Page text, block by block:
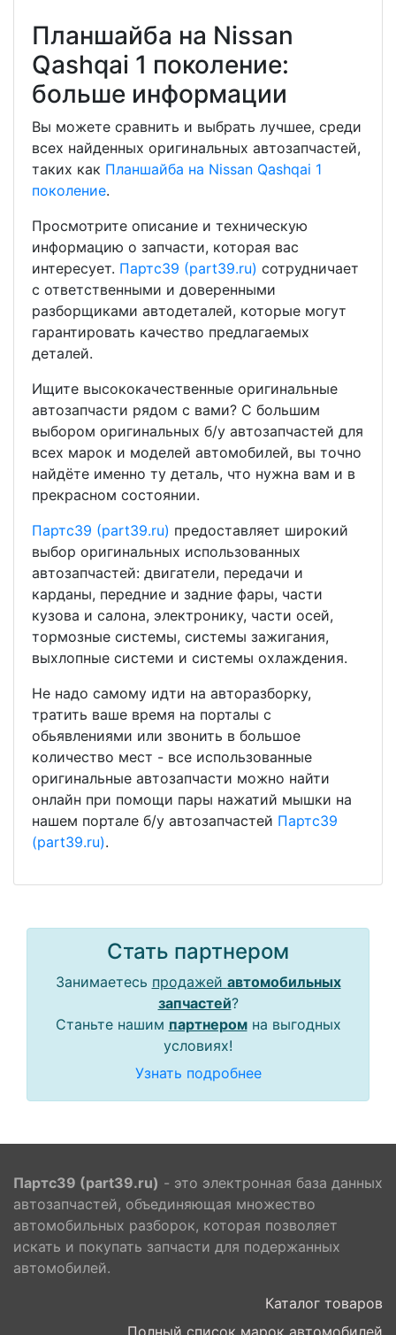
Планшайба на Nissan
Qashqai 1 поколение:
больше информации
Вы можете сравнить и выбрать лучшее, среди
всех найденных оригинальных автозапчастей,
таких как Планшайба на Nissan Qashqai 1
поколение.
Просмотрите описание и техническую
информацию о запчасти, которая вас
интересует. Партс39 (part39.ru) сотрудничает
с ответственными и доверенными
разборщиками автодеталей, которые могут
гарантировать качество предлагаемых
деталей.
Ищите высококачественные оригинальные
автозапчасти рядом с вами? С большим
выбором оригинальных б/у автозапчастей для
всех марок и моделей автомобилей, вы точно
найдёте именно ту деталь, что нужна вам и в
прекрасном состоянии.
Партс39 (part39.ru) предоставляет широкий
выбор оригинальных использованных
автозапчастей: двигатели, передачи и
карданы, передние и задние фары, части
кузова и салона, электронику, части осей,
тормозные системы, системы зажигания,
выхлопные системи и системы охлаждения.
Не надо самому идти на авторазборку,
тратить ваше время на порталы с
обьявлениями или звонить в большое
количество мест - все использованные
оригинальные автозапчасти можно найти
онлайн при помощи пары нажатий мышки на
нашем портале б/у автозапчастей Партс39
(part39.ru).
Стать партнером
Занимаетесь продажей автомобильных
запчастей?
Станьте нашим партнеромна выгодных
условиях!
Узнать подробнее
Партс39 (part39.ru) - это электронная база данных
автозапчастей, объединяющая множество
автомобильных разборок, которая позволяет
искать и покупать запчасти для подержанных
автомобилей.
Каталог товаров
Полный список марок автомобилей